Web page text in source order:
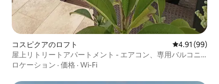
コスピクアのロフト レビュー99
4.91 (99)
屋上リトリートアパートメント - エアコン、専用バルコニ
ー
ロケーション · 価格 · Wi-Fi